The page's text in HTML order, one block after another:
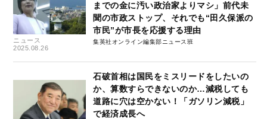
ニュース
2025.08.26
までの金に汚い政治家よりマシ」前代未
聞の市政ストップ、それでも“田久保派の
市民”が市長を応援する理由
集英社オンライン編集部ニュース班
石破首相は国民をミスリードをしたいの
か、算数すらできないのか…減税しても
道路に穴は空かない！「ガソリン減税」
で経済成長へ